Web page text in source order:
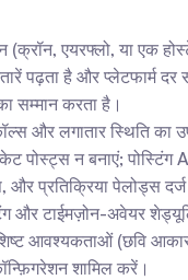
एयरफ्लो, या एक
पढ़ता है और प्लेटफार्म
सम्मान करता है।
और लगातार स्थिति का
पोस्ट्स न बनाएं; पोस्टिंग
और प्रतिक्रिया पेलोड्स
और टाईमज़ोन-अवेयर
आवश्यकताओं (छवि
शामिल करें।